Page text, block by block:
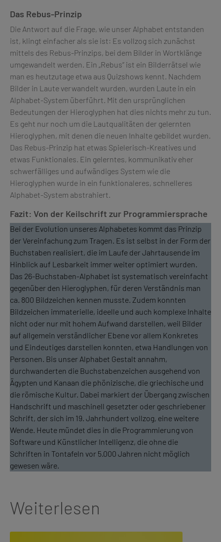
Das Rebus-Prinzip
Die Antwort auf die Frage, wie unser Alphabet entstanden
ist, klingt einfacher als sie ist: Es vollzog sich zunächst
mittels des Rebus-Prinzips, bei dem Bilder in Wortklänge
umgewandelt werden. Ein „Rebus“ ist ein Bilderrätsel wie
man es heutzutage etwa aus Quizshows kennt. Nachdem
Bilder in Laute verwandelt wurden, wurden Laute in ein
Alphabet-System überführt. Mit den ursprünglichen
Bedeutungen der Hieroglyphen hat dies nichts mehr zu tun.
Es geht nur noch um die Lautqualitäten der gelernten
Hieroglyphen, mit denen die neuen Inhalte gebildet wurden.
Das Rebus-Prinzip hat etwas Spielerisch-Kreatives und
etwas Funktionales. Ein gelerntes, kommunikativ eher
schwerfälliges und aufwändiges System wie die
Hieroglyphen wurde in ein funktionaleres, schnelleres
Alphabet-System abstrahiert.
Fazit: Von der Keilschrift zur Programmiersprache
Bei der Evolution unseres Alphabetes kommt das Prinzip
der Vereinfachung zum Tragen. Es ist selbst in der Form der
Buchstaben realisiert, die im Laufe der Jahrtausende im
Hinblick auf Lesbarkeit immer weiter optimiert wurden.
Das 26-Buchstaben-Alphabet ist systematisch vereinfacht
gegenüber den Hieroglyphen, für deren Verständnis man
ca. 800 Bildzeichen kennen musste. Zudem konnten
Bildzeichen immaterielle, ideelle und auch komplexe Inhalte
nicht oder nur mit hohem Aufwand darstellen, weil Bilder
auf allgemein verständlicher Ebene vor allem Konkretes
und Eindeutiges darstellen konnten, etwa Handlungen von
Personen. Bis unser Alphabet Gestalt annahm,
durchwanderten die Buchstabenzeichen ausgehend von
Ägypten und Kanaan die phönizische, die griechische und
die römische Kultur. Dabei markiert der Übergang zwischen
Handschrift und maschinell gesetzter oder geschriebener
Schrift, der sich im 19. Jahrhundert vollzog, eine weitere
Wende. Heute mündet dies in die Programmierung von
Software und Künstlicher Intelligenz, die ohne die
Schriften in Tontafeln vor 5.000 Jahren nicht möglich
gewesen wäre.
Weiterlesen